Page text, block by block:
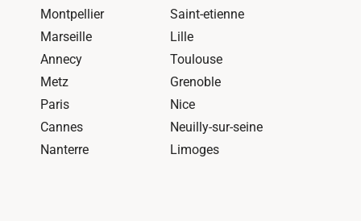
Montpellier
Saint-etienne
Marseille
Lille
Annecy
Toulouse
Metz
Grenoble
Paris
Nice
Cannes
Neuilly-sur-seine
Nanterre
Limoges